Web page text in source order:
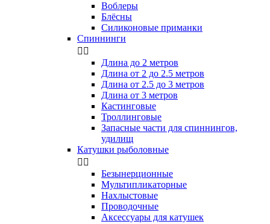
Воблеры
Блёсны
Силиконовые приманки
Спиннинги
 
Длина до 2 метров
Длина от 2 до 2.5 метров
Длина от 2.5 до 3 метров
Длина от 3 метров
Кастинговые
Троллинговые
Запасные части для спиннингов,
удилищ
Катушки рыболовные
 
Безынерционные
Мультипликаторные
Нахлыстовые
Проводочные
Аксессуары для катушек